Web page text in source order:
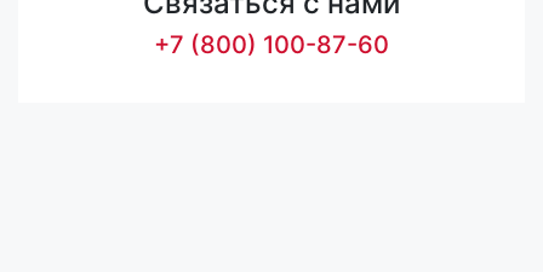
+7 (800) 100-87-60